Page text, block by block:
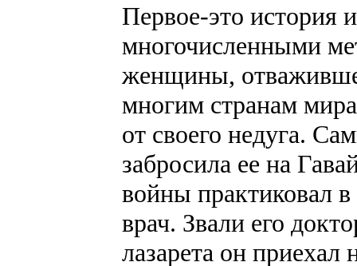
Первое-это история
многочисленными
женщины,
многим странам
от своего недуга.
забросила ее на
войны практиковал
врач. Звали его
лазарета он приехал